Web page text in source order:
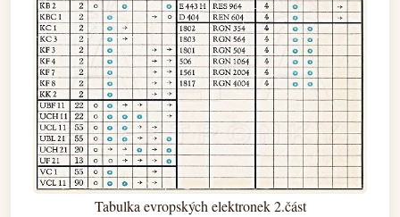
Tabulka evropských elektronek 2.část